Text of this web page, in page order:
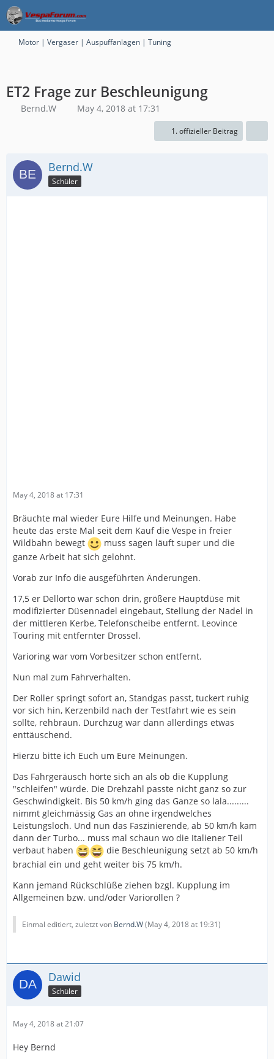
Motor | Vergaser | Auspuffanlagen | Tuning
ET2 Frage zur Beschleunigung
Bernd.W May 4, 2018 at 17:31
1. offizieller Beitrag
Bernd.W
Schüler
May 4, 2018 at 17:31
Bräuchte mal wieder Eure Hilfe und Meinungen. Habe
heute das erste Mal seit dem Kauf die Vespe in freier
Wildbahn bewegt
muss sagen läuft super und die
ganze Arbeit hat sich gelohnt.
Vorab zur Info die ausgeführten Änderungen.
17,5 er Dellorto war schon drin, größere Hauptdüse mit
modifizierter Düsennadel eingebaut, Stellung der Nadel in
der mittleren Kerbe, Telefonscheibe entfernt. Leovince
Touring mit entfernter Drossel.
Varioring war vom Vorbesitzer schon entfernt.
Nun mal zum Fahrverhalten.
Der Roller springt sofort an, Standgas passt, tuckert ruhig
vor sich hin, Kerzenbild nach der Testfahrt wie es sein
sollte, rehbraun. Durchzug war dann allerdings etwas
enttäuschend.
Hierzu bitte ich Euch um Eure Meinungen.
Das Fahrgeräusch hörte sich an als ob die Kupplung
"schleifen" würde. Die Drehzahl passte nicht ganz so zur
Geschwindigkeit. Bis 50 km/h ging das Ganze so lala.........
nimmt gleichmässig Gas an ohne irgendwelches
Leistungsloch. Und nun das Faszinierende, ab 50 km/h kam
dann der Turbo... muss mal schaun wo die Italiener Teil
verbaut haben
die Beschleunigung setzt ab 50 km/h
brachial ein und geht weiter bis 75 km/h.
Kann jemand Rückschlüße ziehen bzgl. Kupplung im
Allgemeinen bzw. und/oder Variorollen ?
Einmal editiert, zuletzt von Bernd.W(May 4, 2018 at 19:31)
Dawid
Schüler
May 4, 2018 at 21:07
Hey Bernd